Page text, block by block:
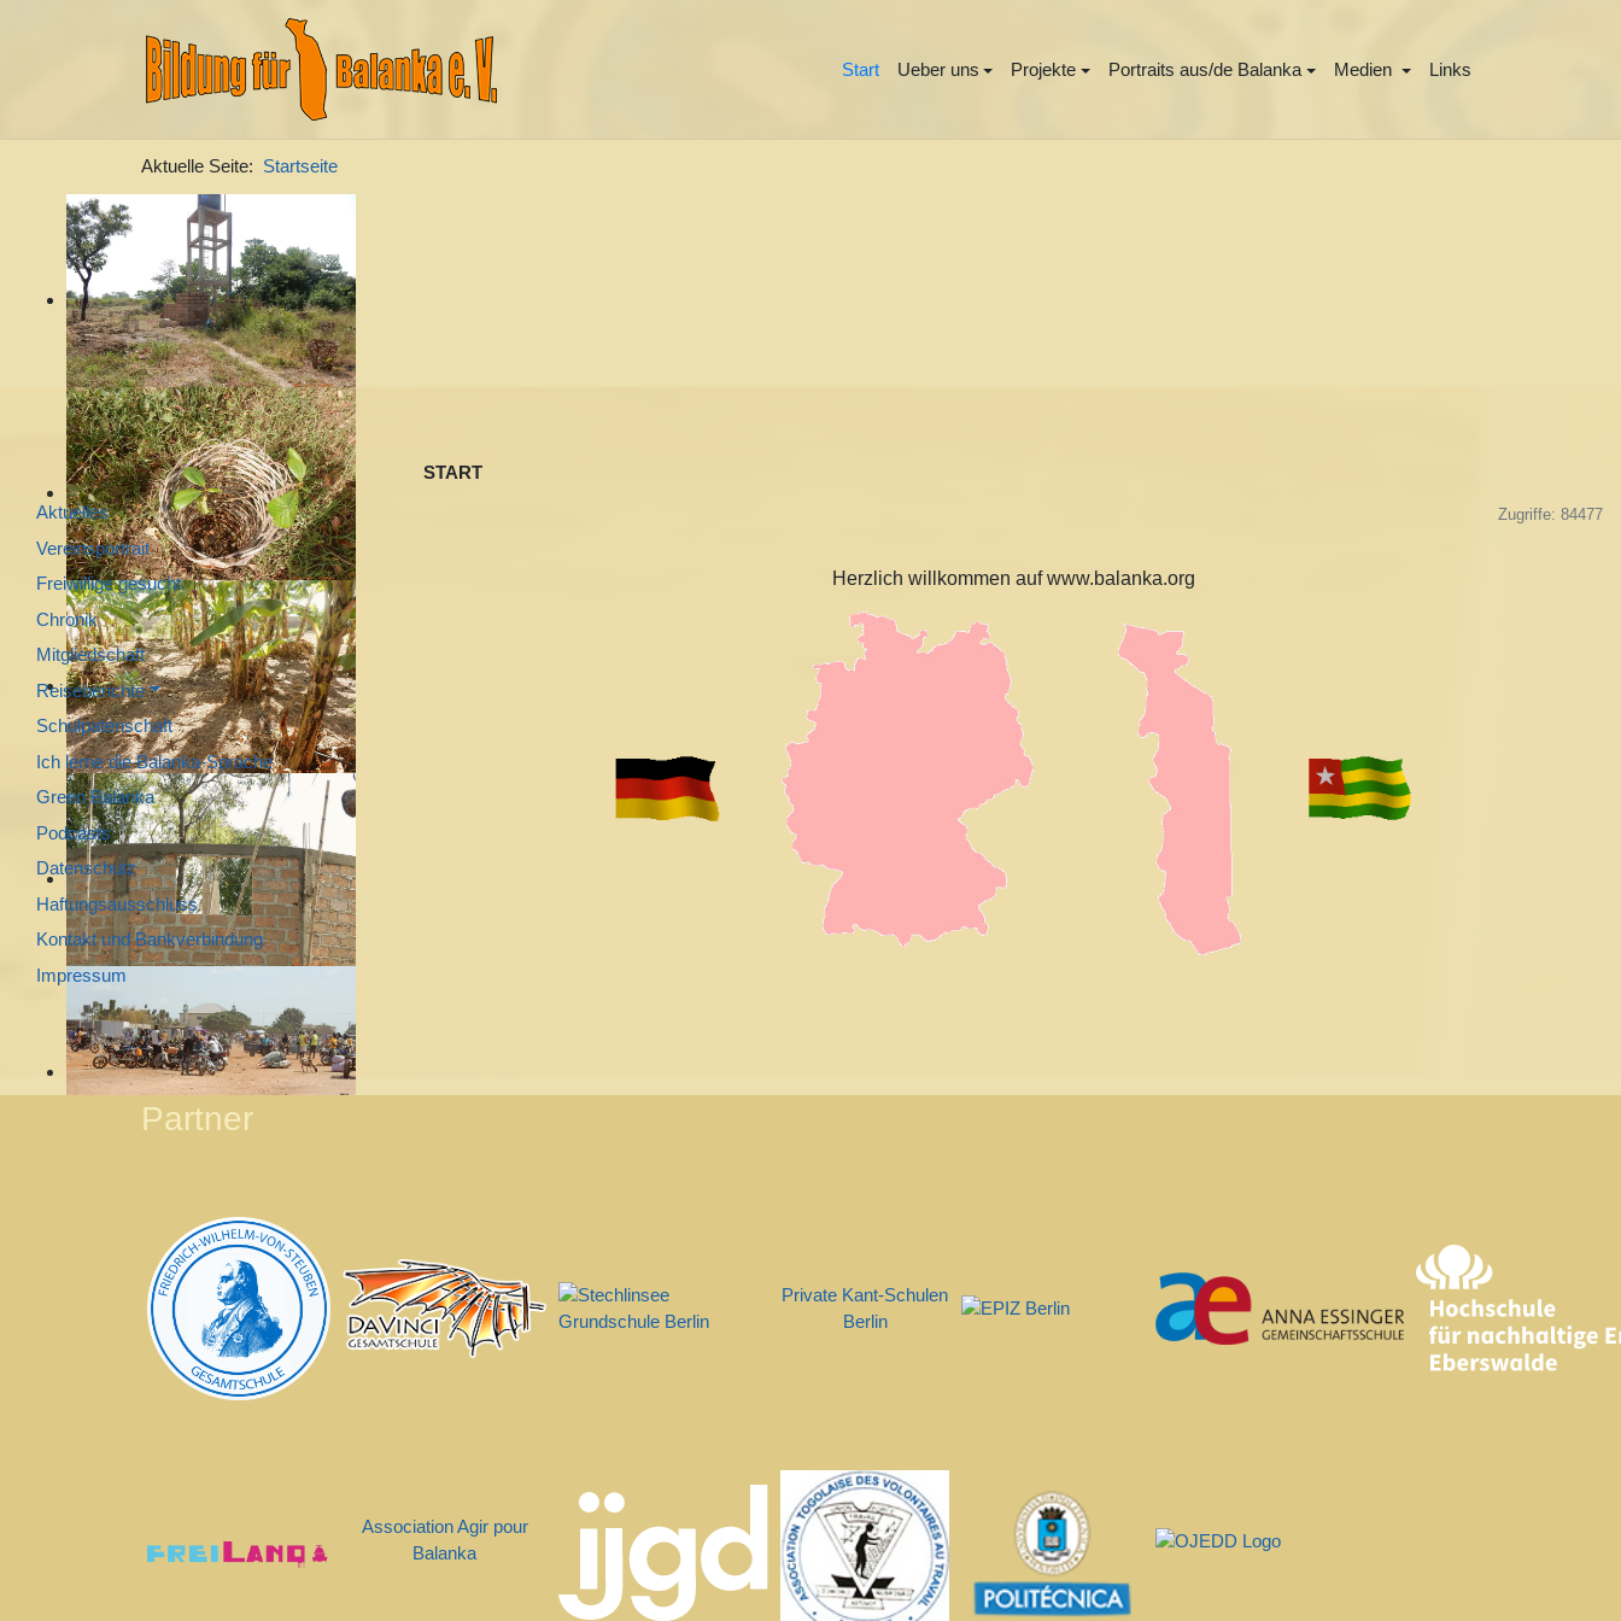
Start Ueber uns Projekte Portraits aus/de Balanka Medien Links
Aktuelle Seite: Startseite
START
Zugriffe: 84477
Herzlich willkommen auf www.balanka.org
Sprache auswählen
Aktuelles
Vereinsportrait
Freiwillige gesucht
Chronik
Mitgliedschaft
Reiseberichte
Schulpatenschaft
Ich lerne die Balanka-Sprache
Green Balanka
Podcasts
Datenschutz
Haftungsausschluss
Kontakt und Bankverbindung
Impressum
Sprache auswählen
Partner
Private Kant-Schulen
Berlin
Association Agir pour
Balanka